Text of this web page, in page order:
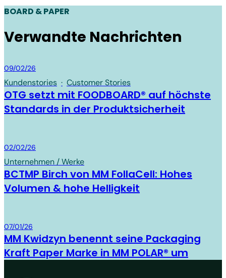
BOARD & PAPER
Verwandte Nachrichten
Board & Paper
09/02/26
Kundenstories · Customer Stories
OTG setzt mit FOODBOARD® auf höchste
Standards in der Produktsicherheit
Board & Paper
02/02/26
Unternehmen / Werke
BCTMP Birch von MM FollaCell: Hohes
Volumen & hohe Helligkeit
Board & Paper
07/01/26
MM Kwidzyn benennt seine Packaging
Kraft Paper Marke in MM POLAR® um